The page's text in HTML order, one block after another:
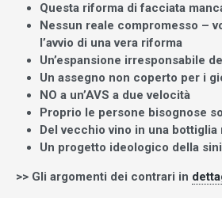
Questa riforma di facciata
Nessun reale compromesso –
l’avvio di una vera riforma
Un’espansione irresponsabile
Un assegno non coperto per i
NO a un’AVS a due velocità
Proprio le persone bisognose
Del vecchio vino in una bottiglia
Un progetto ideologico della
>> Gli argomenti dei contrari in